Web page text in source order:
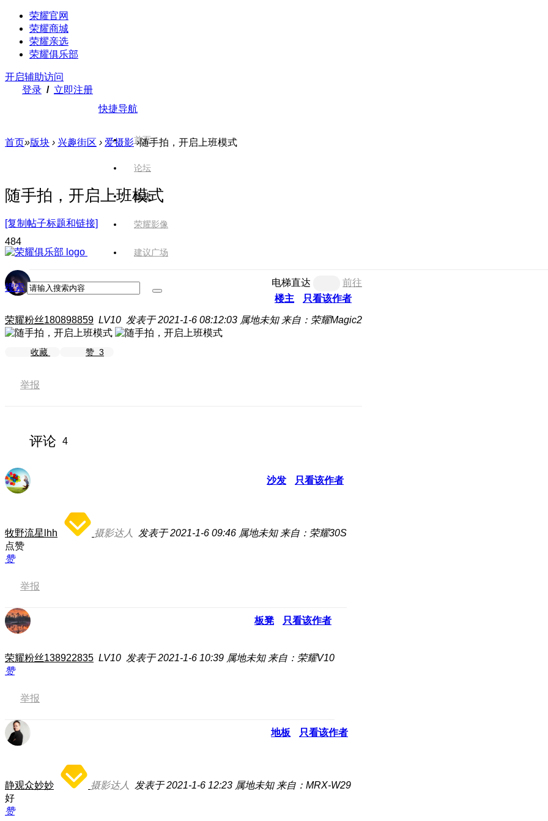
荣耀官网
荣耀商城
荣耀亲选
荣耀俱乐部
开启辅助访问
登录 / 立即注册
快捷导航
首页
论坛
版块
荣耀影像
建议广场
搜索
首页»版块 › 兴趣街区 › 爱摄影 ›随手拍，开启上班模式
随手拍，开启上班模式
[复制帖子标题和链接]
484
电梯直达
前往
楼主
只看该作者
荣耀粉丝180898859 LV10 发表于 2021-1-6 08:12:03 属地未知 来自：荣耀Magic2
收藏 赞 3
举报
评论 4
沙发 只看该作者
牧野流星lhh 摄影达人 发表于 2021-1-6 09:46 属地未知 来自：荣耀30S
点赞
赞
举报
板凳 只看该作者
荣耀粉丝138922835 LV10 发表于 2021-1-6 10:39 属地未知 来自：荣耀V10
赞
举报
地板 只看该作者
静观众妙妙 摄影达人 发表于 2021-1-6 12:23 属地未知 来自：MRX-W29
好
赞